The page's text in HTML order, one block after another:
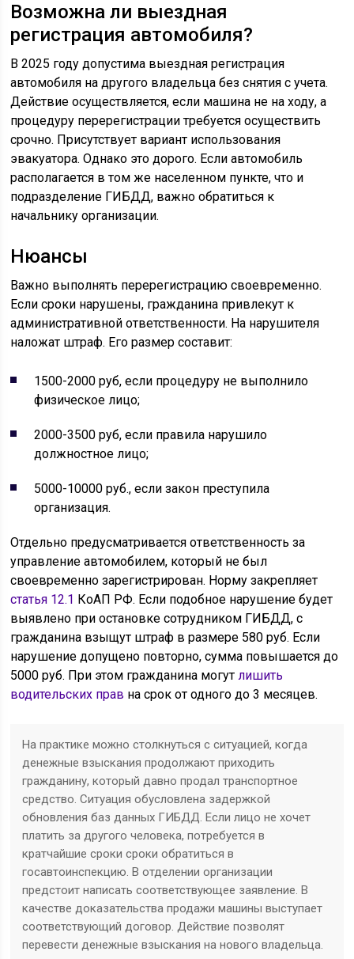
Возможна ли выездная
регистрация автомобиля?
В 2025 году допустима выездная регистрация
автомобиля на другого владельца без снятия с учета.
Действие осуществляется, если машина не на ходу, а
процедуру перерегистрации требуется осуществить
срочно. Присутствует вариант использования
эвакуатора. Однако это дорого. Если автомобиль
располагается в том же населенном пункте, что и
подразделение ГИБДД, важно обратиться к
начальнику организации.
Нюансы
Важно выполнять перерегистрацию своевременно.
Если сроки нарушены, гражданина привлекут к
административной ответственности. На нарушителя
наложат штраф. Его размер составит:
1500-2000 руб, если процедуру не выполнило
физическое лицо;
2000-3500 руб, если правила нарушило
должностное лицо;
5000-10000 руб., если закон преступила
организация.
Отдельно предусматривается ответственность за
управление автомобилем, который не был
своевременно зарегистрирован. Норму закрепляет
статья 12.1 КоАП РФ. Если подобное нарушение будет
выявлено при остановке сотрудником ГИБДД, с
гражданина взыщут штраф в размере 580 руб. Если
нарушение допущено повторно, сумма повышается до
5000 руб. При этом гражданина могутлишить
водительских прав на срок от одного до 3 месяцев.
На практике можно столкнуться с ситуацией, когда
денежные взыскания продолжают приходить
гражданину, который давно продал транспортное
средство. Ситуация обусловлена задержкой
обновления баз данных ГИБДД. Если лицо не хочет
платить за другого человека, потребуется в
кратчайшие сроки сроки обратиться в
госавтоинспекцию. В отделении организации
предстоит написать соответствующее заявление. В
качестве доказательства продажи машины выступает
соответствующий договор. Действие позволят
перевести денежные взыскания на нового владельца.